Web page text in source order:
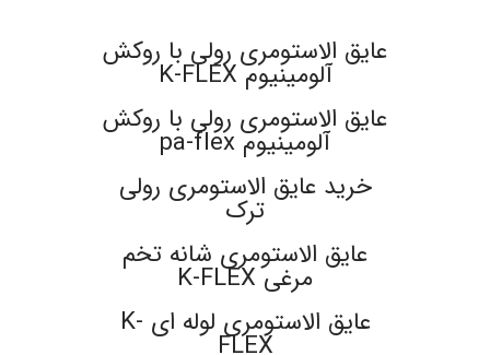
عایق الاستومری رولی با روکش
آلومینیوم K-FLEX
عایق الاستومری رولی با روکش
آلومینیوم pa-flex
خرید عایق الاستومری رولی
ترک
عایق الاستومری شانه تخم
مرغی K-FLEX
عایق الاستومری لوله ای K-
FLEX